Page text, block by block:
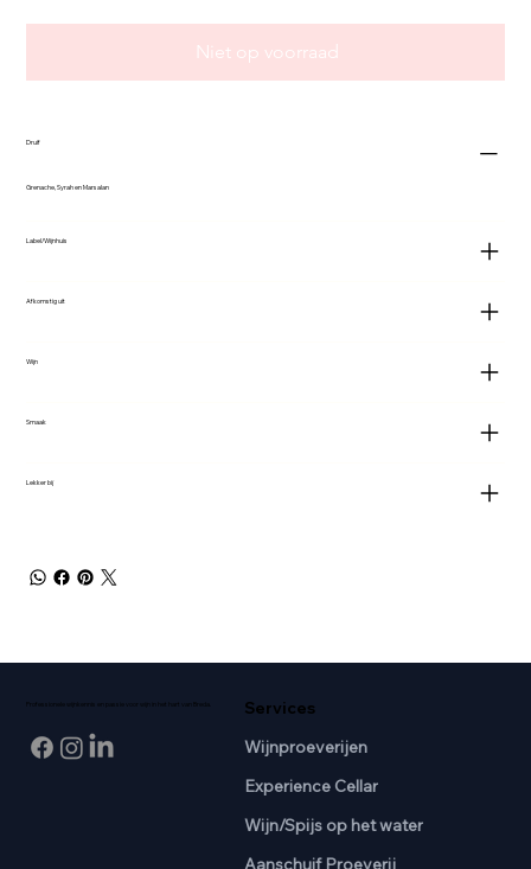
Niet op voorraad
Druif
Grenache, Syrah en Marsalan
Label/Wijnhuis
Afkomstig uit
Wijn
Smaak
Lekker bij
Professionele wijnkennis en passie voor wijn in het hart van Breda. Services
Wijnproeverijen
Experience Cellar
Wijn/Spijs op het water
Aanschuif Proeverij